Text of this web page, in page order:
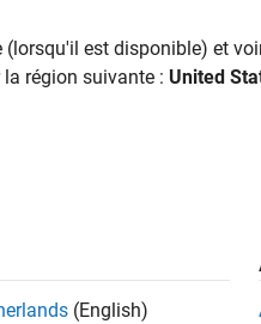
de la qualité Ingénierie des
est disponible) et
région suivante : United
(English)